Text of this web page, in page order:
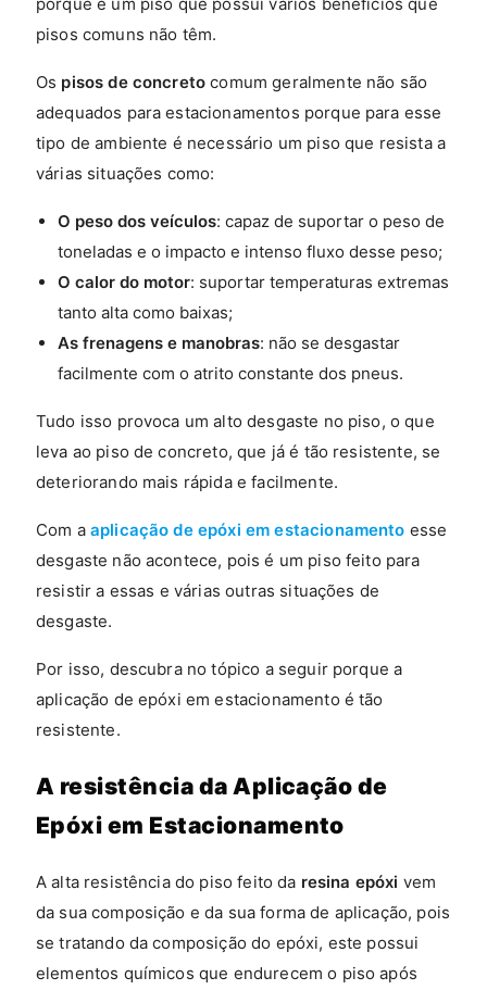
porque é um piso que possui vários benefícios que
pisos comuns não têm.
Os pisos de concreto comum geralmente não são
adequados para estacionamentos porque para esse
tipo de ambiente é necessário um piso que resista a
várias situações como:
O peso dos veículos: capaz de suportar o peso de
toneladas e o impacto e intenso fluxo desse peso;
O calor do motor: suportar temperaturas extremas
tanto alta como baixas;
As frenagens e manobras: não se desgastar
facilmente com o atrito constante dos pneus.
Tudo isso provoca um alto desgaste no piso, o que
leva ao piso de concreto, que já é tão resistente, se
deteriorando mais rápida e facilmente.
Com a aplicação de epóxi em estacionamento esse
desgaste não acontece, pois é um piso feito para
resistir a essas e várias outras situações de
desgaste.
Por isso, descubra no tópico a seguir porque a
aplicação de epóxi em estacionamento é tão
resistente.
A resistência da Aplicação de
Epóxi em Estacionamento
A alta resistência do piso feito da resina epóxi vem
da sua composição e da sua forma de aplicação, pois
se tratando da composição do epóxi, este possui
elementos químicos que endurecem o piso após